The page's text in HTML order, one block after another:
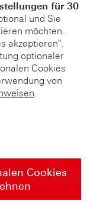
für 30
und Sie
möchten.
akzeptieren".
optionaler
Cookies
von
.
Cookies